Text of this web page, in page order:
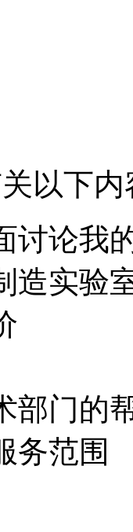
以下
讨论我
造实验
部门的
务范围